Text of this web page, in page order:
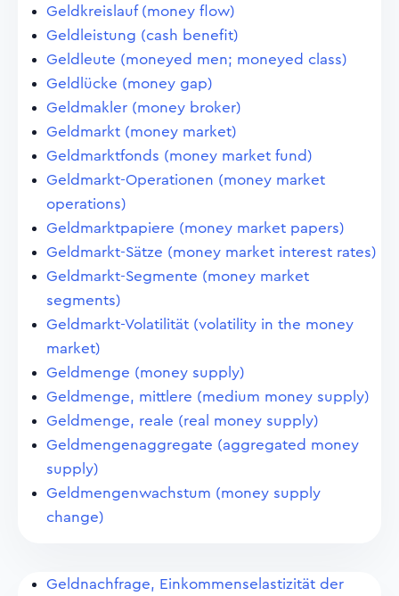
Geldkreislauf (money flow)
Geldleistung (cash benefit)
Geldleute (moneyed men; moneyed class)
Geldlücke (money gap)
Geldmakler (money broker)
Geldmarkt (money market)
Geldmarktfonds (money market fund)
Geldmarkt-Operationen (money market
operations)
Geldmarktpapiere (money market papers)
Geldmarkt-Sätze (money market interest rates)
Geldmarkt-Segmente (money market
segments)
Geldmarkt-Volatilität (volatility in the money
market)
Geldmenge (money supply)
Geldmenge, mittlere (medium money supply)
Geldmenge, reale (real money supply)
Geldmengenaggregate (aggregated money
supply)
Geldmengenwachstum (money supply
change)
Geldnachfrage, Einkommenselastizität der